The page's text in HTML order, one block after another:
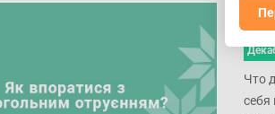
Что
себя